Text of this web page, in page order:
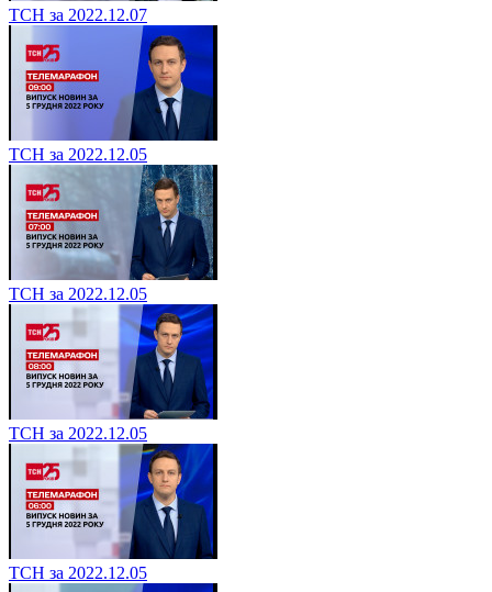
ТСН за 2022.12.07
ТСН за 2022.12.05
ТСН за 2022.12.05
ТСН за 2022.12.05
ТСН за 2022.12.05